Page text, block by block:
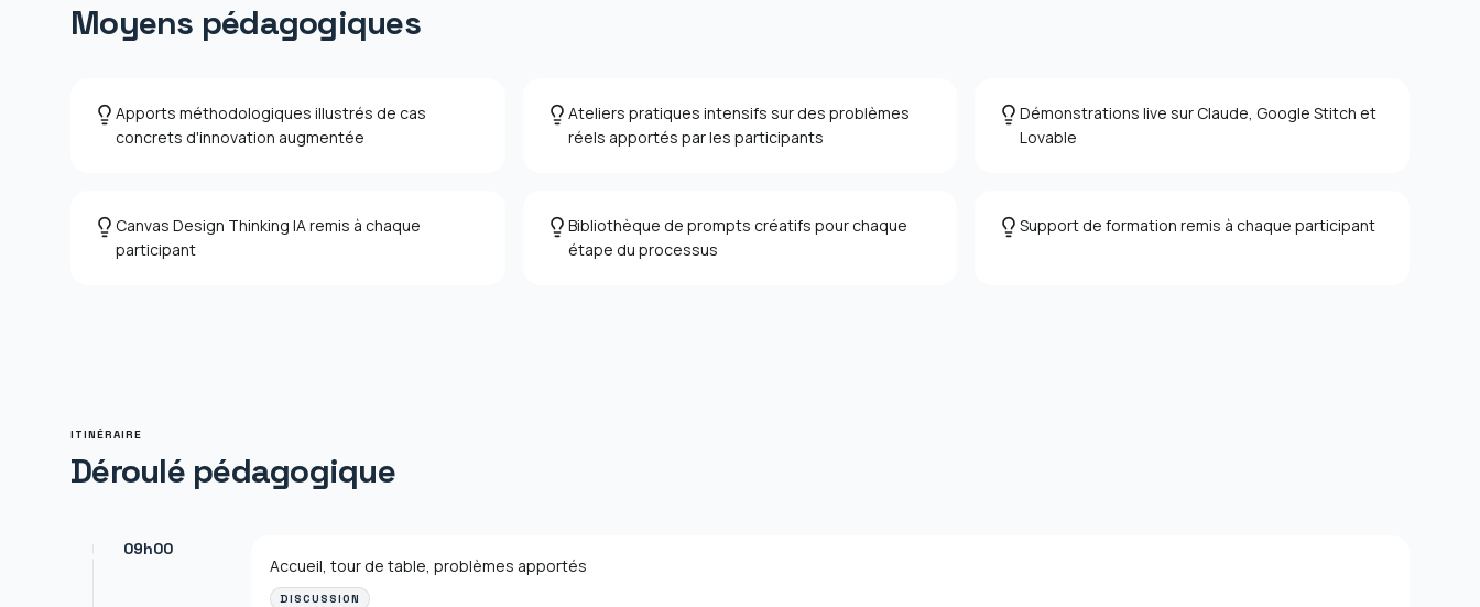
Moyens pédagogiques
Apports méthodologiques illustrés de cas
concrets d'innovation augmentée
Ateliers pratiques intensifs sur des problèmes
réels apportés par les participants
Démonstrations live sur Claude, Google Stitch et
Lovable
Canvas Design Thinking IA remis à chaque
participant
Bibliothèque de prompts créatifs pour chaque
étape du processus
Support de formation remis à chaque participant
ITINÉRAIRE
Déroulé pédagogique
09h00
Accueil, tour de table, problèmes apportés
DISCUSSION